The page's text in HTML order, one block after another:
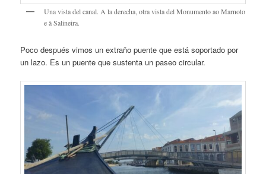
Una vista del canal. A la derecha, otra vista del Monumento ao Marnoto
e à Salineira.
Poco después vimos un extraño puente que está soportado por
un lazo. Es un puente que sustenta un paseo circular.